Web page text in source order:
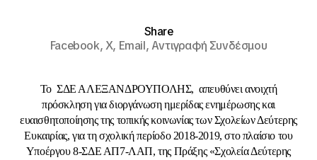
Share
Facebook,X, Email,Αντιγραφή Συνδέσμου
Το ΣΔΕ ΑΛΕΞΑΝΔΡΟΥΠΟΛΗΣ, απευθύνει ανοιχτή
πρόσκληση για διοργάνωση ημερίδας ενημέρωσης και
ευαισθητοποίησης της τοπικής κοινωνίας των Σχολείων Δεύτερης
Ευκαιρίας, για τη σχολική περίοδο 2018-2019, στο πλαίσιο του
Υποέργου 8-ΣΔΕ ΑΠ7-ΛΑΠ, της Πράξης «Σχολεία Δεύτερης